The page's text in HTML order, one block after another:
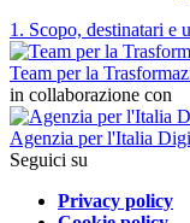
1. Scopo, destinatari e
Team per la
in collaborazione con
Agenzia per l'Italia
Seguici su
Privacy policy